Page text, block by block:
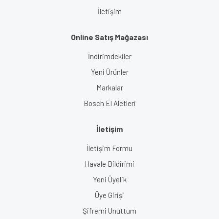
İletişim
Online Satış Mağazası
İndirimdekiler
Yeni Ürünler
Markalar
Bosch El Aletleri
İletişim
İletişim Formu
Havale Bildirimi
Yeni Üyelik
Üye Girişi
Şifremi Unuttum